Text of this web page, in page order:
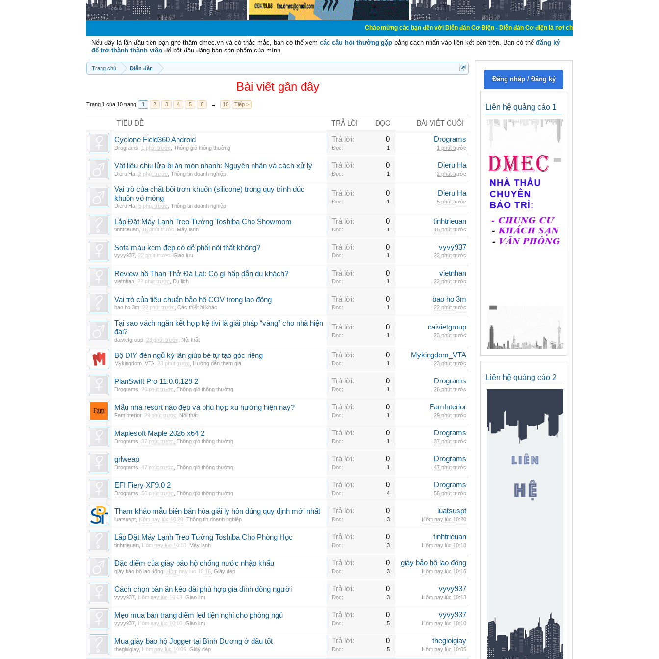
Chào mừng các bạn đến với Diễn đàn Cơ Điện - Diễn đàn Cơ điện là nơi chia sẽ kiến thức kinh nghiệm trong
Nếu đây là lần đầu tiên bạn ghé thăm dmec.vn và có thắc mắc, bạn có thể xem các câu hỏi thường gặp bằng cách nhấn vào liên kết bên trên. Bạn có thể đăng ký
để trở thành thành viên để bắt đầu đăng bán sản phẩm của mình.
Trang chủ Diễn đàn
Bài viết gần đây
Trang 1 của 10 trang 1 2 3 4 5 6 → 10 Tiếp >
TIÊU ĐỀ TRẢ LỜI ĐỌC BÀI VIẾT CUỐI
Cyclone Field360 Android
Drograms 1 phút trước Thông gió thông thường
Trả lời: 0
Đọc: 1
Drograms
1 phút trước
Vật liệu chịu lửa bị ăn mòn nhanh: Nguyên nhân và cách xử lý
Dieru Ha 2 phút trước Thông tin doanh nghiệp
Trả lời: 0
Đọc: 1
Dieru Ha
2 phút trước
Vai trò của chất bôi trơn khuôn (silicone) trong quy trình đúc
khuôn vỏ mỏng
Dieru Ha 5 phút trước Thông tin doanh nghiệp
Trả lời: 0
Đọc: 1
Dieru Ha
5 phút trước
Lắp Đặt Máy Lạnh Treo Tường Toshiba Cho Showroom
tinhtrieuan 16 phút trước Máy lạnh
Trả lời: 0
Đọc: 1
tinhtrieuan
16 phút trước
Sofa màu kem đẹp có dễ phối nội thất không?
vyvy937 22 phút trước Giao lưu
Trả lời: 0
Đọc: 1
vyvy937
22 phút trước
Review hồ Than Thở Đà Lạt: Có gì hấp dẫn du khách?
vietnhan 22 phút trước Du lịch
Trả lời: 0
Đọc: 1
vietnhan
22 phút trước
Vai trò của tiêu chuẩn bảo hộ COV trong lao động
bao ho 3m 22 phút trước Các thiết bị khác
Trả lời: 0
Đọc: 1
bao ho 3m
22 phút trước
Tại sao vách ngăn kết hợp kệ tivi là giải pháp “vàng” cho nhà hiện
đại?
daivietgroup 23 phút trước Nội thất
Trả lời: 0
Đọc: 1
daivietgroup
23 phút trước
Bộ DIY đèn ngủ kỳ lân giúp bé tự tạo góc riêng
Mykingdom_VTA 23 phút trước Hướng dẫn tham gia
Trả lời: 0
Đọc: 1
Mykingdom_VTA
23 phút trước
PlanSwift Pro 11.0.0.129 2
Drograms 26 phút trước Thông gió thông thường
Trả lời: 0
Đọc: 1
Drograms
26 phút trước
Mẫu nhà resort nào đẹp và phù hợp xu hướng hiện nay?
FamInterior, 29 phút trước Nội thất
Trả lời: 0
Đọc: 1
FamInterior
29 phút trước
Maplesoft Maple 2026 x64 2
Drograms 37 phút trước Thông gió thông thường
Trả lời: 0
Đọc: 1
Drograms
37 phút trước
grlweap
Drograms 47 phút trước Thông gió thông thường
Trả lời: 0
Đọc: 1
Drograms
47 phút trước
EFI Fiery XF9.0 2
Drograms 56 phút trước Thông gió thông thường
Trả lời: 0
Đọc: 4
Drograms
56 phút trước
Tham khảo mẫu biên bản hòa giải ly hôn đúng quy định mới nhất
luatsuspt Hôm nay lúc 10:20 Thông tin doanh nghiệp
Trả lời: 0
Đọc: 3
luatsuspt
Hôm nay lúc 10:20
Lắp Đặt Máy Lạnh Treo Tường Toshiba Cho Phòng Học
tinhtrieuan Hôm nay lúc 10:18 Máy lạnh
Trả lời: 0
Đọc: 3
tinhtrieuan
Hôm nay lúc 10:18
Đặc điểm của giày bảo hộ chống nước nhập khẩu
giày bảo hộ lao động Hôm nay lúc 10:16 Giày dép
Trả lời: 0
Đọc: 3
giày bảo hộ lao động
Hôm nay lúc 10:16
Cách chọn bàn ăn kéo dài phù hợp gia đình đông người
vyvy937 Hôm nay lúc 10:13 Giao lưu
Trả lời: 0
Đọc: 3
vyvy937
Hôm nay lúc 10:13
Mẹo mua bàn trang điểm led tiện nghi cho phòng ngủ
vyvy937 Hôm nay lúc 10:10 Giao lưu
Trả lời: 0
Đọc: 5
vyvy937
Hôm nay lúc 10:10
Mua giày bảo hộ Jogger tại Bình Dương ở đâu tốt
thegioigiay, Hôm nay lúc 10:05 Giày dép
Trả lời: 0
Đọc: 5
thegioigiay
Hôm nay lúc 10:05
Đăng nhập / Đăng ký
Liên hệ quảng cáo 1
Liên hệ quảng cáo 2